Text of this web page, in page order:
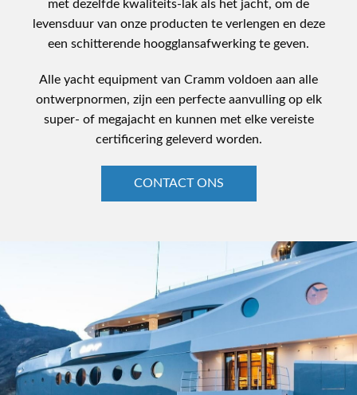
met dezelfde kwaliteits-lak als het jacht, om de
levensduur van onze producten te verlengen en deze
een schitterende hoogglansafwerking te geven.
Alle yacht equipment van Cramm voldoen aan alle
ontwerpnormen, zijn een perfecte aanvulling op elk
super- of megajacht en kunnen met elke vereiste
certificering geleverd worden.
CONTACT ONS